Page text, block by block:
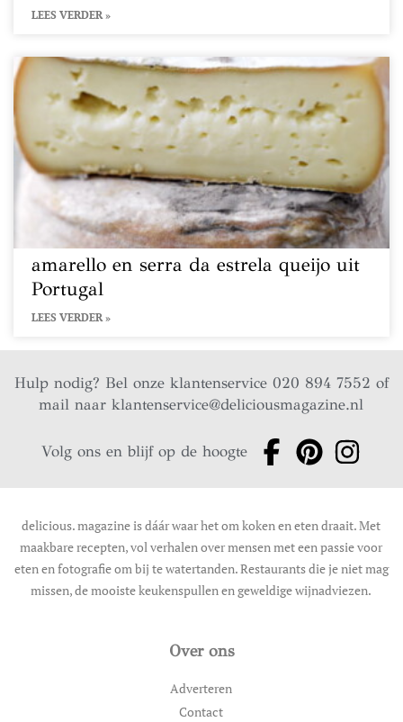
LEES VERDER »
amarello en serra da estrela queijo uit
Portugal
LEES VERDER »
Hulp nodig? Bel onze klantenservice 020 894 7552 of
mail naarklantenservice@deliciousmagazine.nl
Volg ons en blijf op de hoogte
delicious. magazine is dáár waar het om koken en eten draait. Met
maakbare recepten, vol verhalen over mensen met een passie voor
eten en fotografie om bij te watertanden. Restaurants die je niet mag
missen, de mooiste keukenspullen en geweldige wijnadviezen.
Over ons
Adverteren
Contact